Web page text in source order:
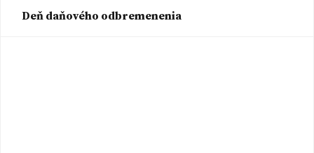
Deň daňového odbremenenia